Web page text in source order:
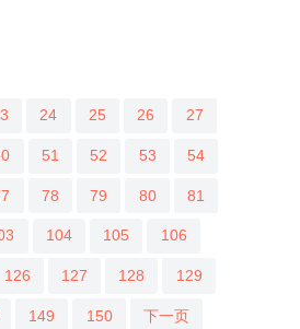
24 25 26 27
51 52 53 54
78 79 80 81
104 105 106
126 127 128 129
149 150 下一页